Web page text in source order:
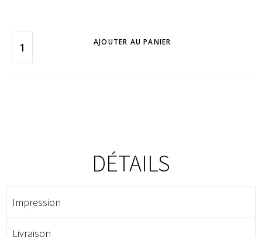
AJOUTER AU PANIER
DÉTAILS
Impression
Livraison